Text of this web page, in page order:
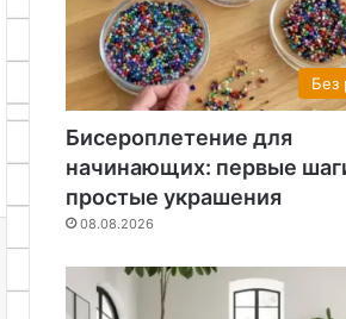
Без
Бисероплетение для
начинающих: первые
простые украшения
08.08.2026